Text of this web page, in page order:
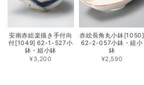
安南赤絵楽描き手付向
付[1049] 62-1-527小
鉢・組小鉢
¥3,200
赤絵長角丸小鉢[1050]
62-2-057小鉢・組小
鉢
¥2,590